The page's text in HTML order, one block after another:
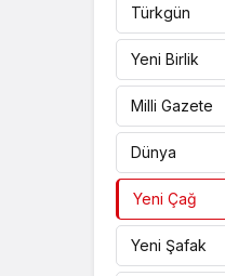
Türkgün
Yeni Birlik
Milli Gazete
Dünya
Yeni Çağ
Yeni Şafak